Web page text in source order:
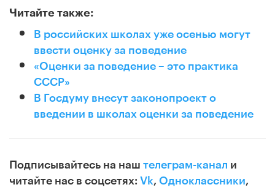
Читайте также:
В российских школах уже осенью могут
ввести оценку за поведение
«Оценки за поведение – это практика
СССР»
В Госдуму внесут законопроект о
введении в школах оценки за поведение
Подписывайтесь на наш телеграм-канал и
читайте нас в соцсетях: Vk, Одноклассники,